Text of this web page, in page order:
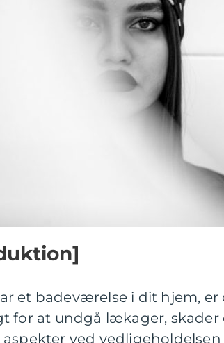
et badeværelse i dit hjem,
for at undgå lækager,
ved